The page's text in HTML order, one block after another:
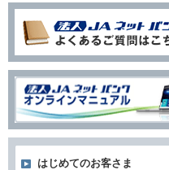
はじめてのお客さま